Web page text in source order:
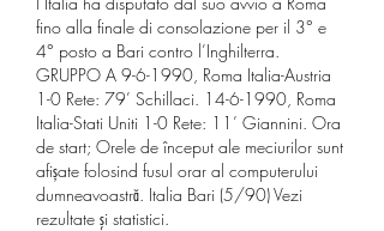
fino alla finale di consolazione per il 3° e
4° posto a Bari contro l’Inghilterra.
GRUPPO A 9-6-1990, Roma Italia-Austria
1-0 Rete: 79’ Schillaci. 14-6-1990, Roma
Italia-Stati Uniti 1-0 Rete: 11’ Giannini. Ora
de start; Orele de început ale meciurilor sunt
afișate folosind fusul orar al computerului
dumneavoastră. Italia Bari (5/90) Vezi
rezultate şi statistici.